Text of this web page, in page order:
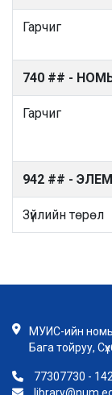
Гарчиг
740 ## -
Гарчиг
942 ## -
Зүйлийн төрөл
МУИС-ийн
Бага тойруу,
77307730 -